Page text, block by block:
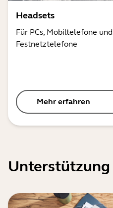
Headsets
Für PCs, Mobiltelefone und
Festnetztelefone
Mehr erfahren